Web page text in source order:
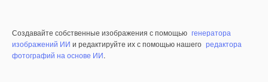
Создавайте собственные изображения с помощью генератора
изображений ИИ и редактируйте их с помощью нашего редактора
фотографий на основе ИИ.